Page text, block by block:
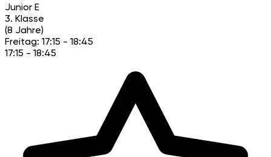
Junior E
3. Klasse
(8 Jahre)
Freitag: 17:15 - 18:45
17:15 - 18:45